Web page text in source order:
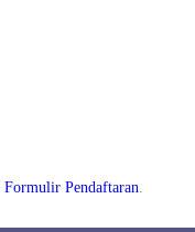
Formulir Pendaftaran